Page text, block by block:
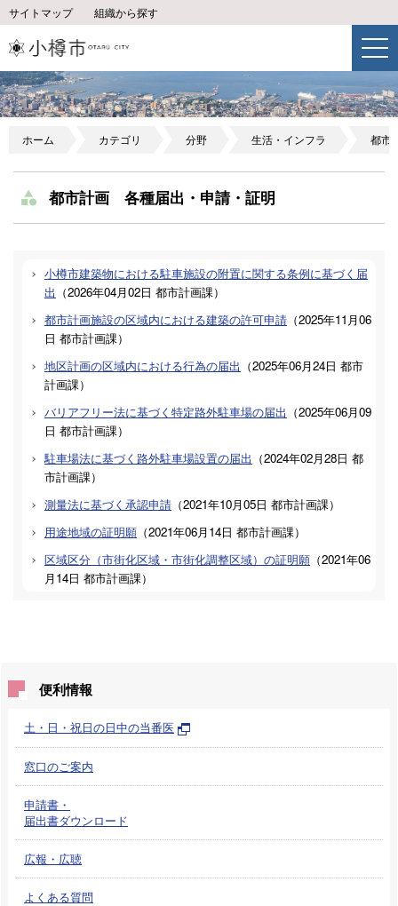
サイトマップ 組織から探す
ホーム カテゴリ 分野 生活・インフラ 都市
都市計画 各種届出・申請・証明
小樽市建築物における駐車施設の附置に関する条例に基づく届
出 （2026年04月02日 都市計画課）
都市計画施設の区域内における建築の許可申請 （2025年11月06
日 都市計画課）
地区計画の区域内における行為の届出 （2025年06月24日 都市
計画課）
バリアフリー法に基づく特定路外駐車場の届出 （2025年06月09
日 都市計画課）
駐車場法に基づく路外駐車場設置の届出 （2024年02月28日 都
市計画課）
測量法に基づく承認申請 （2021年10月05日 都市計画課）
用途地域の証明願 （2021年06月14日 都市計画課）
区域区分（市街化区域・市街化調整区域）の証明願 （2021年06
月14日 都市計画課）
便利情報
土・日・祝日の日中の当番医
窓口のご案内
申請書・
届出書ダウンロード
広報・広聴
よくある質問